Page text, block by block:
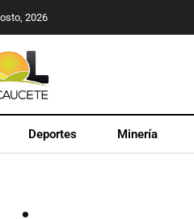
2026
Deportes Minería